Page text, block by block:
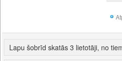
Lapu šobrīd skatās 3 lietotāji, no